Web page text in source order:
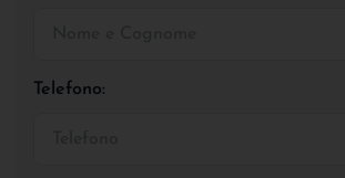
Telefono: